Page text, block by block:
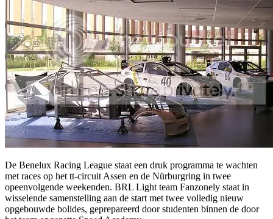
De Benelux Racing League staat een druk programma te wachten
met races op het tt-circuit Assen en de Nürburgring in twee
opeenvolgende weekenden. BRL Light team Fanzonely staat in
wisselende samenstelling aan de start met twee volledig nieuw
opgebouwde bolides, geprepareerd door studenten binnen de door